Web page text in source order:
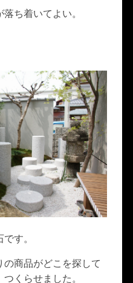
ち着いてよい。
す。
の商品がどこを探して
くらせました。